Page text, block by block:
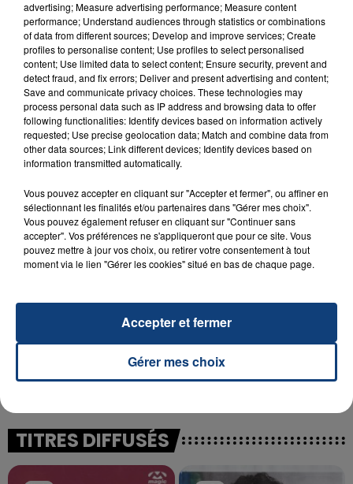
23 juillet 2026
INCENDIE MORTEL À LENS : UNE FEMME ET
SON BÉBÉ ENTRE LA VIE ET LA...
Un homme s'est immolé par le feu après avoir
aspergé sa compagne et leur bébé de trois mois
d'un liquide inflammable.
UNE ADOLESCENTE DEVANT SE FAIRE
OPÉRER DE LA CHEVILLE RESSORT DE LA...
reconnu sa responsabilité et présenté ses
excuses.
TITRES DIFFUSÉS
advertising; Measure advertising performance; Measure content
performance; Understand audiences through statistics or combinations
of data from different sources; Develop and improve services; Create
profiles to personalise content; Use profiles to select personalised
content; Use limited data to select content; Ensure security, prevent and
detect fraud, and fix errors; Deliver and present advertising and content;
Save and communicate privacy choices. These technologies may
process personal data such as IP address and browsing data to offer
following functionalities: Identify devices based on information actively
requested; Use precise geolocation data; Match and combine data from
other data sources; Link different devices; Identify devices based on
information transmitted automatically.
Vous pouvez accepter en cliquant sur "Accepter et fermer", ou affiner en
sélectionnant les finalités et/ou partenaires dans "Gérer mes choix".
Vous pouvez également refuser en cliquant sur "Continuer sans
accepter". Vos préférences ne s'appliqueront que pour ce site. Vous
pouvez mettre à jour vos choix, ou retirer votre consentement à tout
moment via le lien "Gérer les cookies" situé en bas de chaque page.
Gérer mes choix
Accepter et fermer